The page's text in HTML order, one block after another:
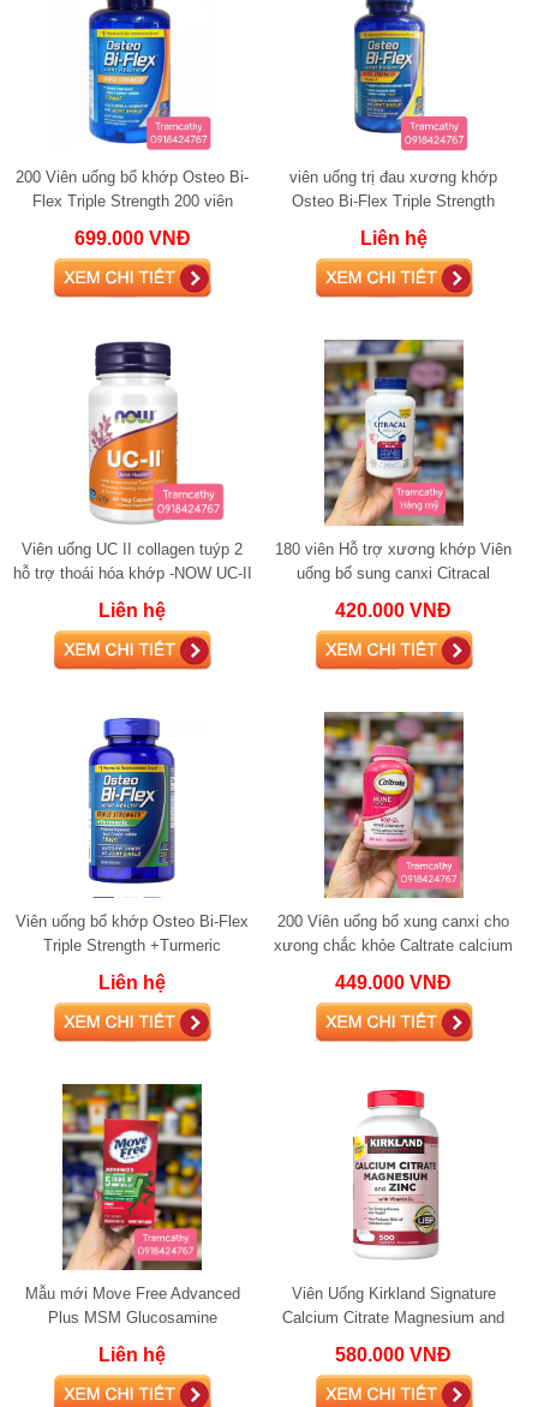
200 Viên uống bổ khớp Osteo Bi-
Flex Triple Strength 200 viên
699.000 VNĐ
viên uống trị đau xương khớp
Osteo Bi-Flex Triple Strength
Liên hệ
Viên uống UC II collagen tuýp 2
hỗ trợ thoái hóa khớp -NOW UC-II
Liên hệ
180 viên Hỗ trợ xương khớp Viên
uống bổ sung canxi Citracal
420.000 VNĐ
Viên uống bổ khớp Osteo Bi-Flex
Triple Strength +Turmeric
Liên hệ
200 Viên uống bổ xung canxi cho
xưong chắc khỏe Caltrate calcium
449.000 VNĐ
Mẫu mới Move Free Advanced
Plus MSM Glucosamine
Liên hệ
Viên Uống Kirkland Signature
Calcium Citrate Magnesium and
580.000 VNĐ